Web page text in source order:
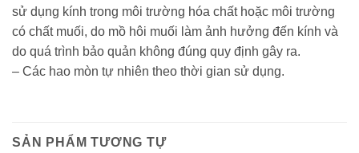
sử dụng kính trong môi trường hóa chất hoặc môi trường
có chất muối, do mồ hôi muối làm ảnh hưởng đến kính và
do quá trình bảo quản không đúng quy định gây ra.
– Các hao mòn tự nhiên theo thời gian sử dụng.
SẢN PHẨM TƯƠNG TỰ